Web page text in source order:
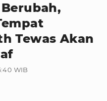
Tewas Akan
WIB